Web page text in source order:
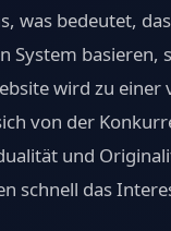
was bedeutet,
System basieren,
wird zu einer
von der
und
schnell das